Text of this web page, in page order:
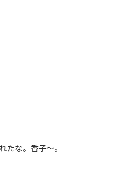
な。香子～。